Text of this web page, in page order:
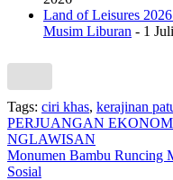
Land of Leisures
Musim Liburan - 1
Tags: ciri khas, kerajinan
Navigasi
pos
PERJUANGAN
NGLAWISAN
Monumen Bambu Runcing
Sosial